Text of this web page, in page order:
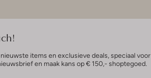
items en exclusieve deals, speciaal voor
en maak kans op € 150,- shoptegoed.